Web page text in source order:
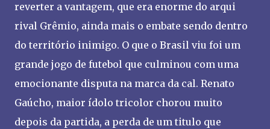
reverter a vantagem, que era enorme do arqui
rival Grêmio, ainda mais o embate sendo dentro
do território inimigo. O que o Brasil viu foi um
grande jogo de futebol que culminou com uma
emocionante disputa na marca da cal. Renato
Gaúcho, maior ídolo tricolor chorou muito
depois da partida, a perda de um titulo que